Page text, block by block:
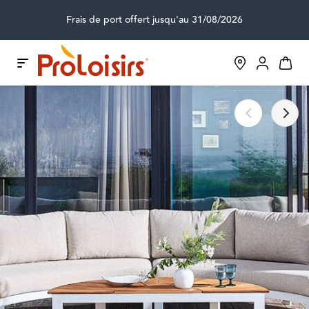
Frais de port offert jusqu'au 31/08/2026